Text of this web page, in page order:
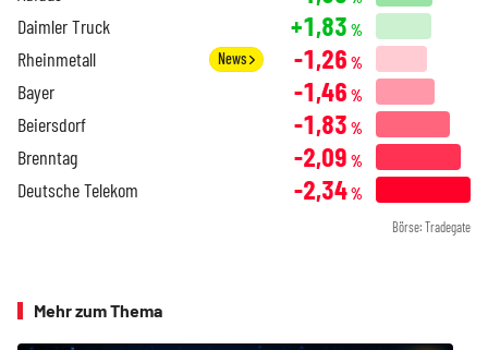
Daimler Truck +1,83 %
Rheinmetall News -1,26 %
Bayer -1,46 %
Beiersdorf -1,83 %
Brenntag -2,09 %
Deutsche Telekom -2,34%
Börse: Tradegate
Mehr zum Thema